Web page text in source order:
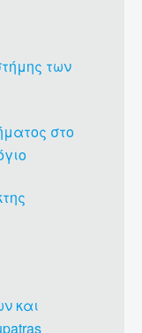
των
στο
και